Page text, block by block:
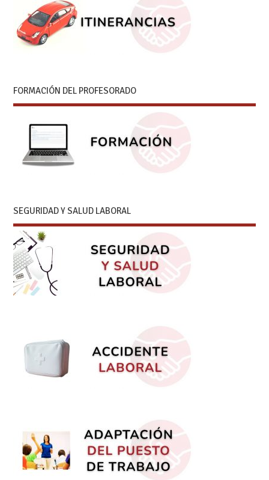
FORMACIÓN DEL PROFESORADO
SEGURIDAD Y SALUD LABORAL